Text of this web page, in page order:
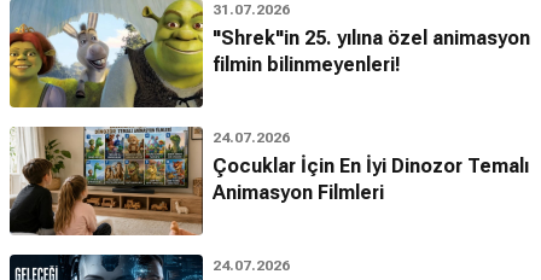
31.07.2026
"Shrek"in 25. yılına özel animasyon
filmin bilinmeyenleri!
24.07.2026
Çocuklar İçin En İyi Dinozor Temalı
Animasyon Filmleri
24.07.2026